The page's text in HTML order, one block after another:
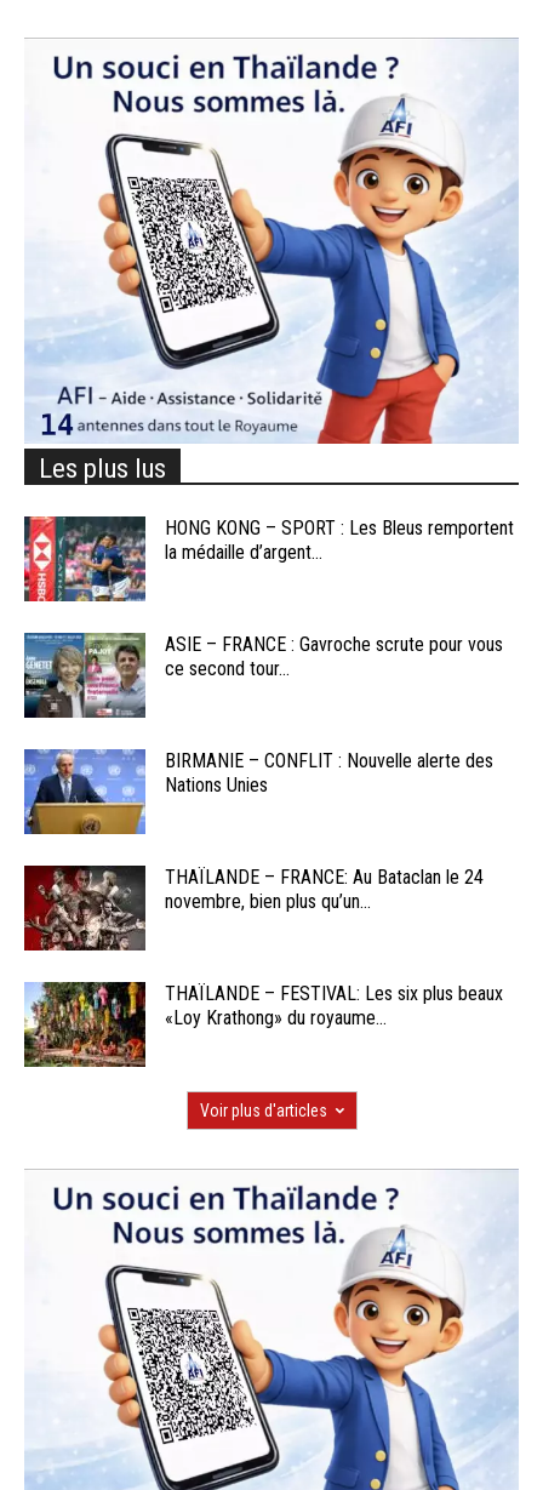
Les plus lus
HONG KONG – SPORT : Les Bleus remportent
la médaille d’argent...
ASIE – FRANCE : Gavroche scrute pour vous
ce second tour...
BIRMANIE – CONFLIT : Nouvelle alerte des
Nations Unies
THAÏLANDE – FRANCE: Au Bataclan le 24
novembre, bien plus qu’un...
THAÏLANDE – FESTIVAL: Les six plus beaux
«Loy Krathong» du royaume...
Voir plus d'articles